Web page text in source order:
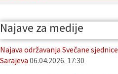
Najave za medije
Najava održavanja Svečane
Sarajeva 06.04.2026. 17:30